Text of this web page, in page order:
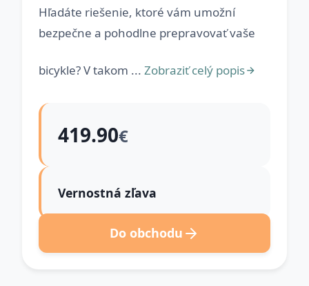
Hľadáte riešenie, ktoré vám umožní
bezpečne a pohodlne prepravovať vaše
bicykle? V takom ... Zobraziť celý popis
419.90€
Vernostná zľava
Do obchodu